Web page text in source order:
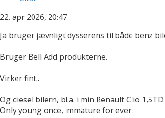
22. apr 2026, 20:47
Ja bruger jævnligt dysserens til både benz
Bruger Bell Add produkterne.
Virker fint..
Og diesel bilern, bl.a. i min Renault Clio
Only young once, immature for ever.